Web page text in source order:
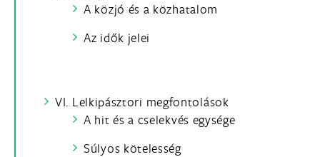
A közjó és a közhatalom
Az idők jelei
VI. Lelkipásztori megfontolások
A hit és a cselekvés egysége
Súlyos kötelesség